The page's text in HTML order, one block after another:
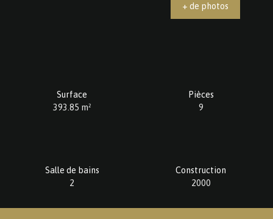
+ de photos
Surface
393.85 m²
Pièces
9
Salle de bains
2
Construction
2000